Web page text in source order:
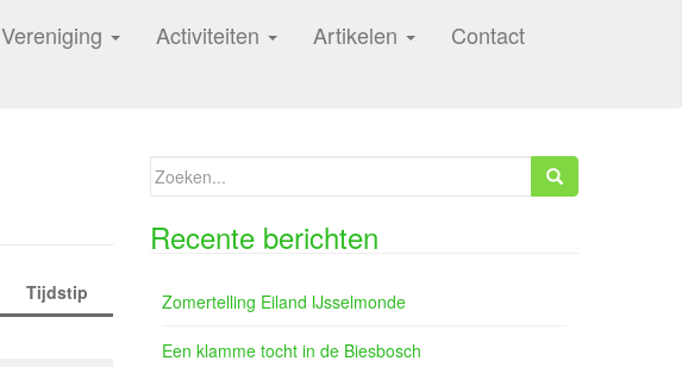
Vereniging Activiteiten Artikelen Contact
Tijdstip
Zoeken
naar:
Recente berichten
Zomertelling Eiland IJsselmonde
Een klamme tocht in de Biesbosch